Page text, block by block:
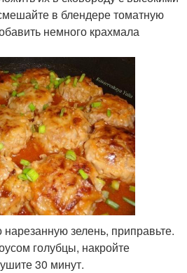
в блендере томатную
немного крахмала
зелень, приправьте.
голубцы, накройте
30 минут.